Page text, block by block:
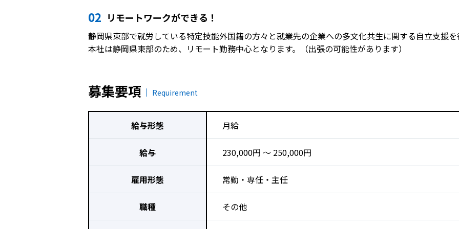
02 リモートワークができる！
静岡県東部で就労している特定技能外国籍の方々と就業先の企業への多文化共生に関する自立支援を
本社は静岡県東部のため、リモート勤務中心となります。（出張の可能性があります）
募集要項 Requirement
給与形態 月給
給与 230,000円 〜 250,000円
雇用形態 常勤・専任・主任
職種 その他